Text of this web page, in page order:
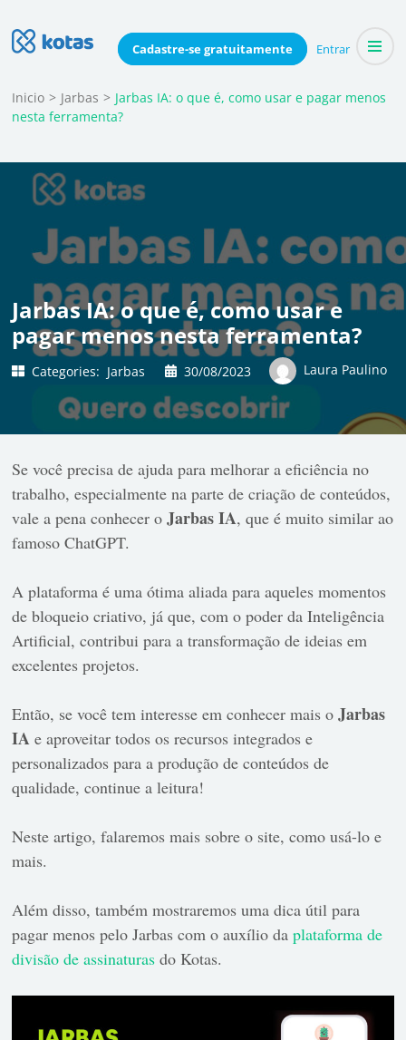
Cadastre-segratuitamente Entrar
to
(Press
Enter)
Blog do Kotas
Dicas e conteúdo relevante para economizar coletivamente
Inicio > Jarbas > Jarbas IA: o que é, como usar e pagar menos
nesta ferramenta?
Jarbas IA: o que é, como usar e
pagar menos nesta ferramenta?
Categories: Jarbas 30/08/2023 Laura Paulino
Se você precisa de ajuda para melhorar a eficiência no
trabalho, especialmente na parte de criação de conteúdos,
vale a pena conhecer oJarbas IA, que é muito similar ao
famoso ChatGPT.
A plataforma é uma ótima aliada para aqueles momentos
de bloqueio criativo, já que, com o poder da Inteligência
Artificial, contribui para a transformação de ideias em
excelentes projetos.
Então, se você tem interesse em conhecer mais oJarbas
IA e aproveitar todos os recursos integrados e
personalizados para a produção de conteúdos de
qualidade, continue a leitura!
Neste artigo, falaremos mais sobre o site, como usá-lo e
mais.
Além disso, também mostraremos uma dica útil para
pagar menos pelo Jarbas com o auxílio daplataforma de
divisão de assinaturas do Kotas.